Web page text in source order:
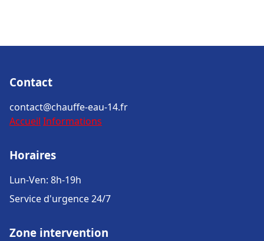
Contact
contact@chauffe-eau-14.fr
Accueil Informations
Horaires
Lun-Ven: 8h-19h
Service d'urgence 24/7
Zone intervention